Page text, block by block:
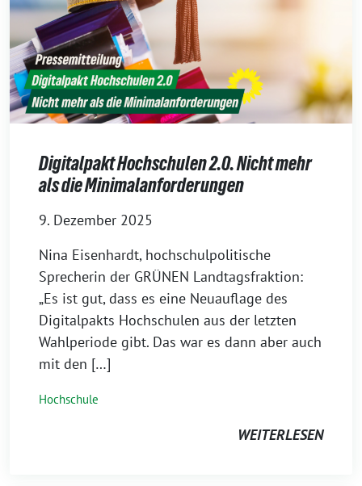
Digitalpakt Hochschulen 2.0. Nicht mehr
als die Minimalanforderungen
9. Dezember 2025
Nina Eisenhardt, hochschulpolitische
Sprecherin der GRÜNEN Landtagsfraktion:
„Es ist gut, dass es eine Neuauflage des
Digitalpakts Hochschulen aus der letzten
Wahlperiode gibt. Das war es dann aber auch
mit den […]
Hochschule
WEITERLESEN